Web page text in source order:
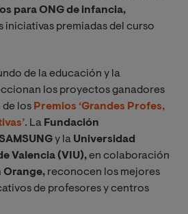
para ONG de infancia,
iniciativas premiadas del curso
de la educación y la
los proyectos ganadores
de los Premios ‘Grandes Profes,
. La Fundación
SAMSUNGy la Universidad
Valencia (VIU),en colaboración
Orange, reconocen los mejores
de profesores y centros